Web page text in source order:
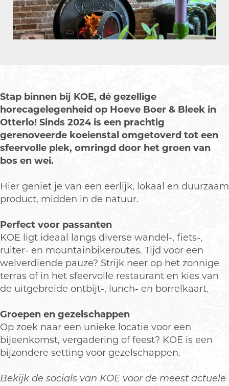
a
m
K
k
K
O
n
p
o
p
u
p
e
t
e
r
g
r
o
t
a
f
b
e
l
Stap binnen bij KOE, dé gezellige
horecagelegenheid op Hoeve Boer & Bleek in
Otterlo! Sinds 2024 is een prachtig
gerenoveerde koeienstal omgetoverd tot een
sfeervolle plek, omringd door het groen van
bos en wei.
Hier geniet je van een eerlijk, lokaal en duurzaam
product, midden in de natuur.
Perfect voor passanten
KOE ligt ideaal langs diverse wandel-, fiets-,
ruiter- en mountainbikeroutes. Tijd voor een
welverdiende pauze? Strijk neer op het zonnige
terras of in het sfeervolle restaurant en kies van
de uitgebreide ontbijt-, lunch- en borrelkaart.
Groepen en gezelschappen
Op zoek naar een unieke locatie voor een
bijeenkomst, vergadering of feest? KOE is een
bijzondere setting voor gezelschappen.
Bekijk de socials van KOE voor de meest actuele